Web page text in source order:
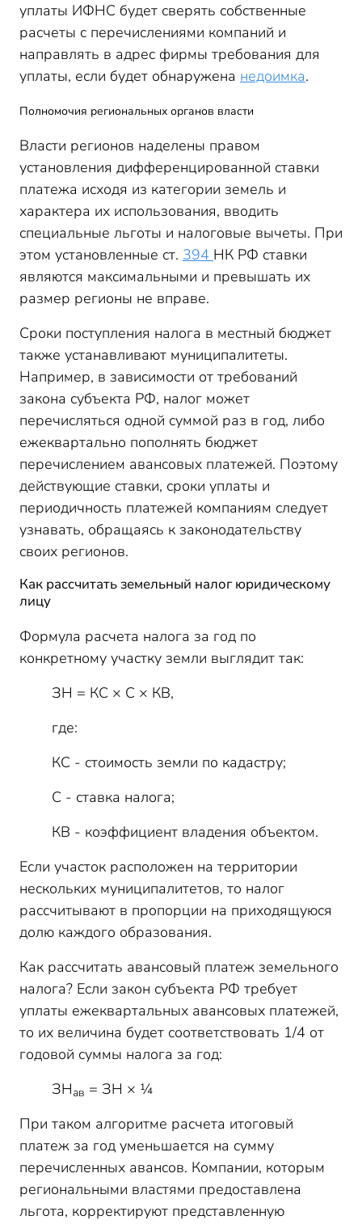
уплаты ИФНС будет сверять собственные
расчеты с перечислениями компаний и
направлять в адрес фирмы требования для
уплаты, если будет обнаружена недоимка.
Полномочия региональных органов власти
Власти регионов наделены правом
установления дифференцированной ставки
платежа исходя из категории земель и
характера их использования, вводить
специальные льготы и налоговые вычеты. При
этом установленные ст. 394 НК РФ ставки
являются максимальными и превышать их
размер регионы не вправе.
Сроки поступления налога в местный бюджет
также устанавливают муниципалитеты.
Например, в зависимости от требований
закона субъекта РФ, налог может
перечисляться одной суммой раз в год, либо
ежеквартально пополнять бюджет
перечислением авансовых платежей. Поэтому
действующие ставки, сроки уплаты и
периодичность платежей компаниям следует
узнавать, обращаясь к законодательству
своих регионов.
Как рассчитать земельный налог юридическому
лицу
Формула расчета налога за год по
конкретному участку земли выглядит так:
ЗН = КС × С × КВ,
где:
КС - стоимость земли по кадастру;
С - ставка налога;
КВ - коэффициент владения объектом.
Если участок расположен на территории
нескольких муниципалитетов, то налог
рассчитывают в пропорции на приходящуюся
долю каждого образования.
Как рассчитать авансовый платеж земельного
налога? Если закон субъекта РФ требует
уплаты ежеквартальных авансовых платежей,
то их величина будет соответствовать 1/4 от
годовой суммы налога за год:
ЗНав = ЗН × ¼
При таком алгоритме расчета итоговый
платеж за год уменьшается на сумму
перечисленных авансов. Компании, которым
региональными властями предоставлена
льгота, корректируют представленную